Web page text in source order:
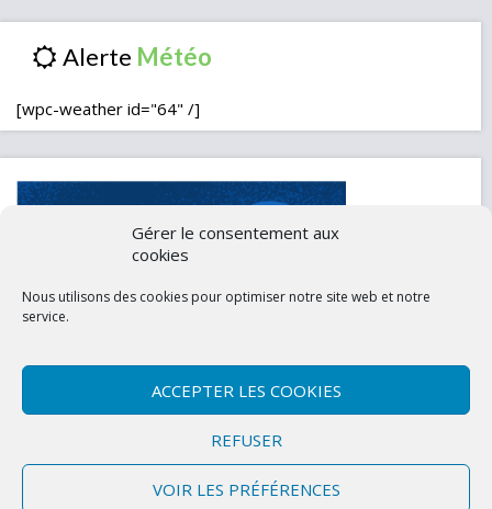
Gérer le consentement aux
cookies
Nous utilisons des cookies pour optimiser notre site web et notre
service.
ACCEPTER LES COOKIES
REFUSER
VOIR LES PRÉFÉRENCES
Alerte
[wpc-weather id="64" /]
Politique de confidentialité (UE)
Copyright © 2026 Marly-la-Ville Site conçu et développé par l'Union des